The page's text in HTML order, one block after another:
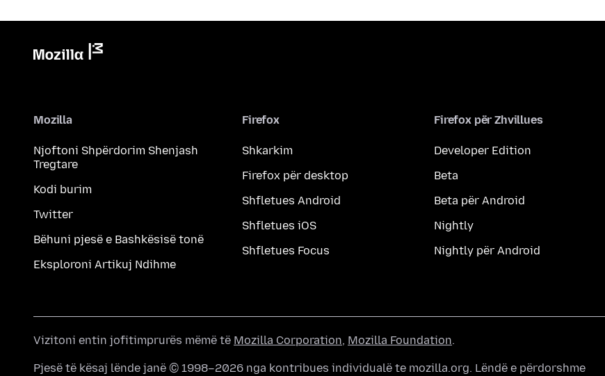
Mozilla
Njoftoni Shpërdorim Shenjash
Tregtare
Kodi burim
Twitter
Bëhuni pjesë e Bashkësisë tonë
Eksploroni Artikuj Ndihme
Firefox
Shkarkim
Firefox për desktop
Shfletues Android
Shfletues iOS
Shfletues Focus
Firefox për Zhvillues
Developer Edition
Beta
Beta për Android
Nightly
Nightly për Android
Vizitoni entin jofitimprurës mëmë të Mozilla Corporation, Mozilla Foundation.
Pjesë të kësaj lënde janë © 1998–2026 nga kontribues individualë te mozilla.org. Lëndë e përdorshme